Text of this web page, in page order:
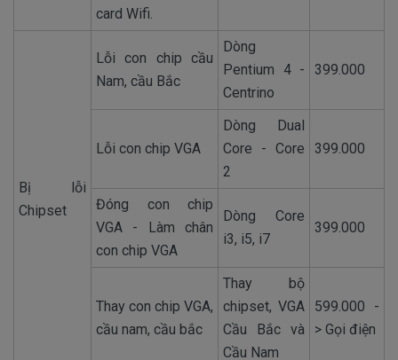
card Wifi.
Bị lỗi
Chipset
Lỗi con chip cầu
Nam, cầu Bắc
Dòng
Pentium 4 -
Centrino
399.000
Lỗi con chip VGA
Dòng Dual
Core - Core
2
399.000
Đóng con chip
VGA - Làm chân
con chip VGA
Dòng Core
i3, i5, i7
399.000
Thay con chip VGA,
cầu nam, cầu bắc
Thay bộ
chipset, VGA
Cầu Bắc và
Cầu Nam
599.000 -
> Gọi điện